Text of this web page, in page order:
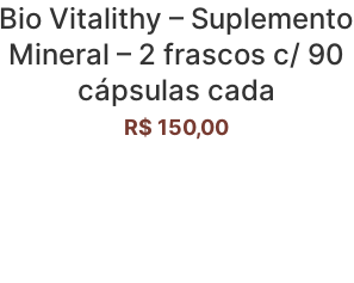
Bio Vitalithy – Suplemento
Mineral – 2 frascos c/ 90
cápsulas cada
R$ 150,00